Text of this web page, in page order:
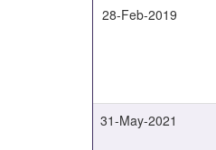
28-Feb-2019
31-May-2021